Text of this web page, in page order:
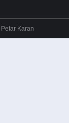
Petar Karan